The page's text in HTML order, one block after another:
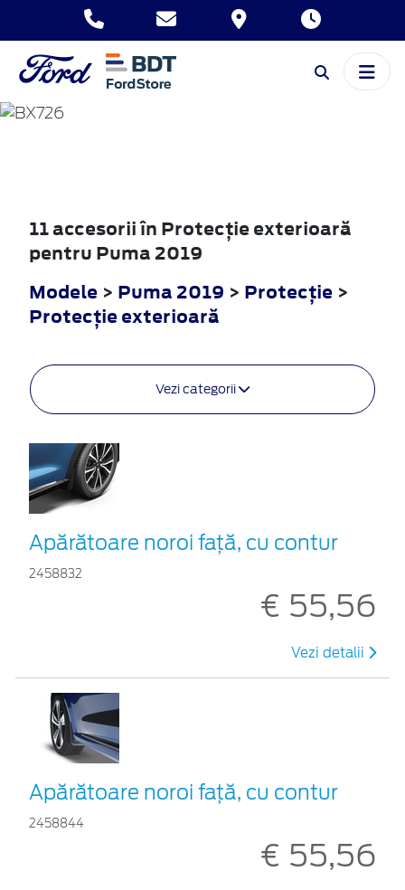
PUMA
11 accesorii în Protecţie exterioară
pentru Puma 2019
Modele > Puma 2019 > Protecţie >
Protecţie exterioară
Vezi categorii
Apărătoare noroi față, cu contur
2458832
€ 55,56
Vezi detalii
Apărătoare noroi față, cu contur
2458844
€ 55,56